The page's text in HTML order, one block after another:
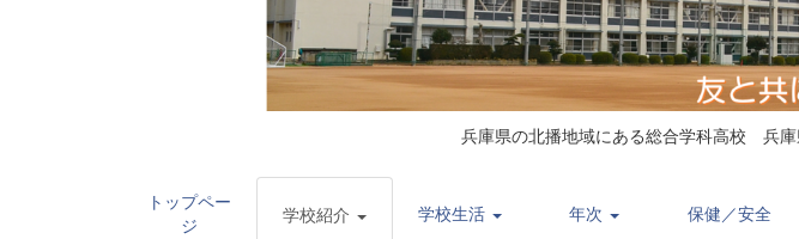
兵庫県の北播地域にある総合学科高校 兵庫
トップペー
ジ
学校紹介 学校生活 年次 保健／安全